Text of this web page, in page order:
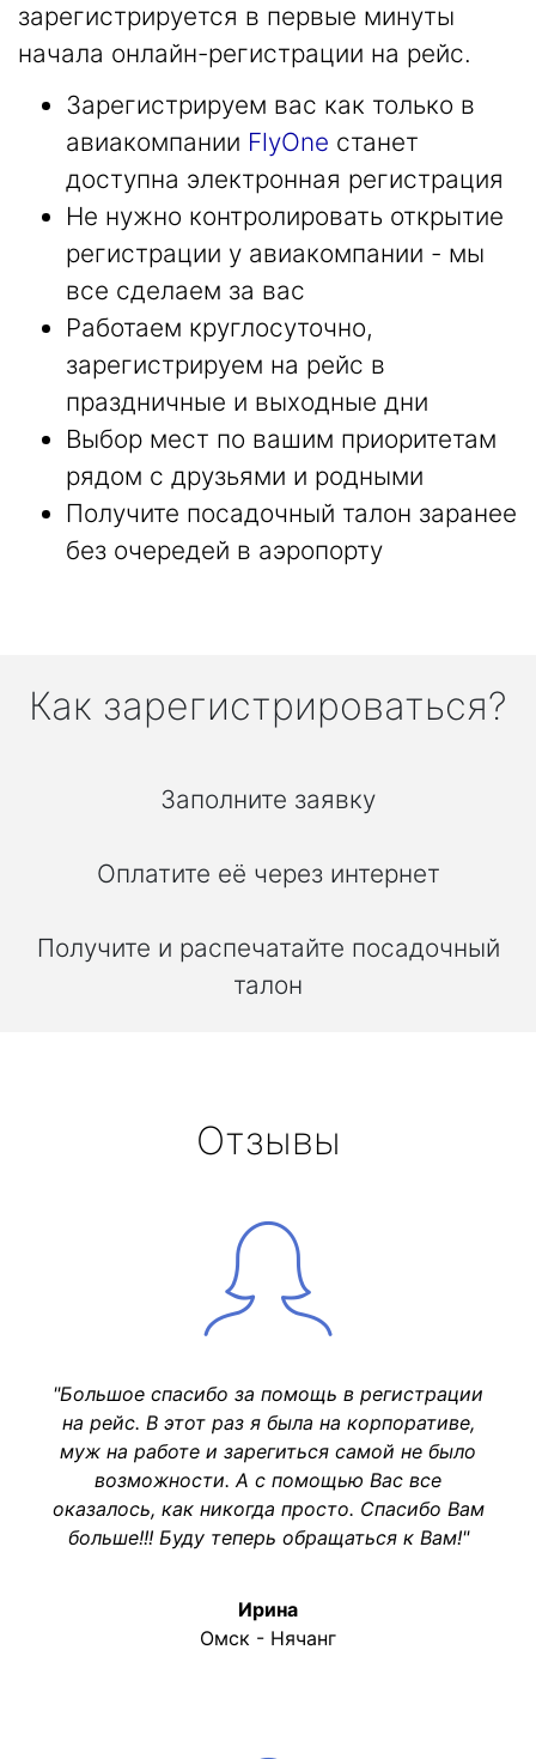
зарегистрируется в первые минуты
начала онлайн-регистрации на рейс.
Зарегистрируем вас как только в
авиакомпании FlyOne станет
доступна электронная регистрация
Не нужно контролировать открытие
регистрации у авиакомпании - мы
все сделаем за вас
Работаем круглосуточно,
зарегистрируем на рейс в
праздничные и выходные дни
Выбор мест по вашим приоритетам
рядом с друзьями и родными
Получите посадочный талон заранее
без очередей в аэропорту
Как зарегистрироваться?
Заполните заявку
Оплатите её через интернет
Получите и распечатайте посадочный
талон
Отзывы
"Большое спасибо за помощь в регистрации
на рейс. В этот раз я была на корпоративе,
муж на работе и зарегиться самой не было
возможности. А с помощью Вас все
оказалось, как никогда просто. Спасибо Вам
больше!!! Буду теперь обращаться к Вам!"
Ирина
Омск - Нячанг